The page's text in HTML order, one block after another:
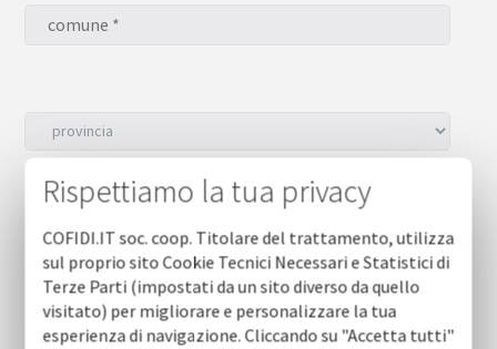
Desidero iscrivermi alla NEWSLETTER *
sì
no
Rispettiamo la tua privacy
COFIDI.IT soc. coop. Titolare del trattamento, utilizza
sul proprio sito Cookie Tecnici Necessari e Statistici di
Terze Parti (impostati da un sito diverso da quello
visitato) per migliorare e personalizzare la tua
esperienza di navigazione. Cliccando su "Accetta tutti"